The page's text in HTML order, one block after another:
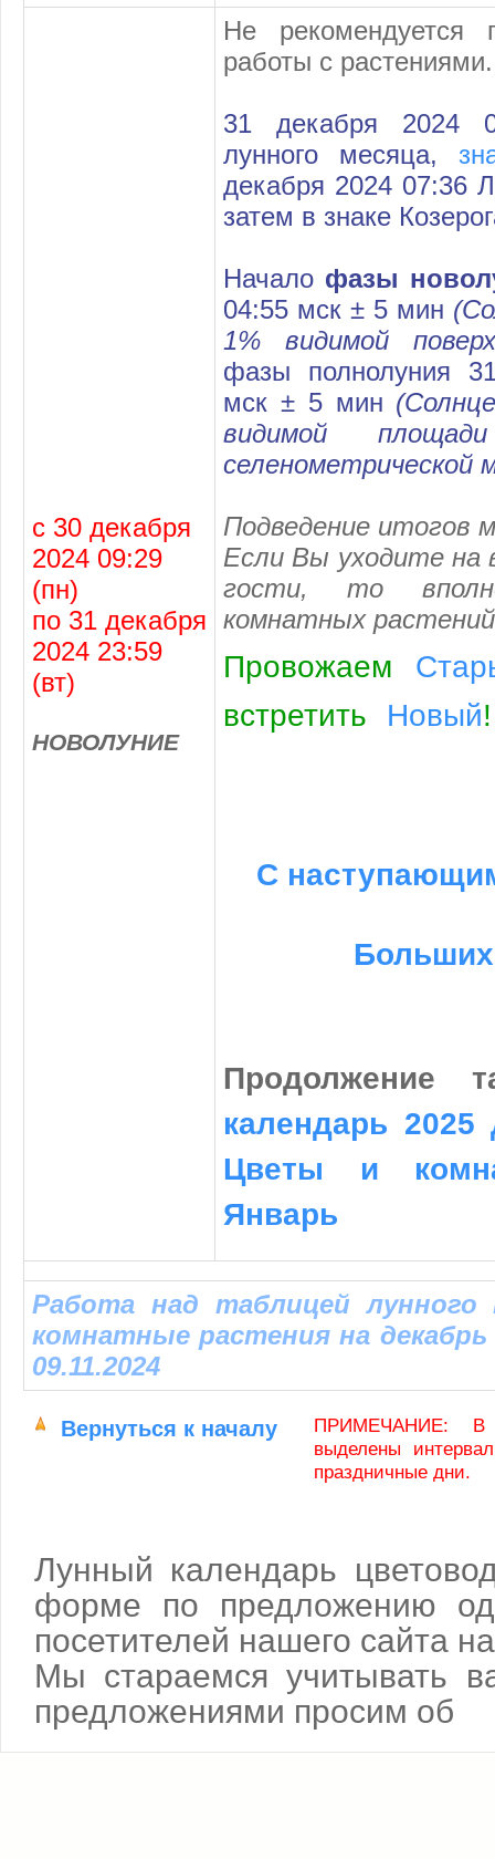
с 30 декабря
2024 09:29
(пн)
по 31 декабря
2024 23:59
(вт)
НОВОЛУНИЕ
Не рекомендуется
работы с растениями.
31 декабря 2024
лунного месяца,
декабря 2024 07:36
затем в знаке
Начало фазы
04:55 мск ± 5 мин
1% видимой
фазы полнолуния
мск ± 5 мин
видимой
Подведение итогов
Если Вы уходите на
гости, то
комнатных
Провожаем
встретить
Новый!
С
Продолжение
календарь
Цветы и
Январь
Работа над таблицей лунного
комнатные растения на декабрь
09.11.2024
Вернуться к началу
ПРИМЕЧАНИЕ: В
выделены
праздничные дни.
Лунный календарь
форме по предложению
посетителей нашего сайта
Мы стараемся учитывать
предложениями просим об